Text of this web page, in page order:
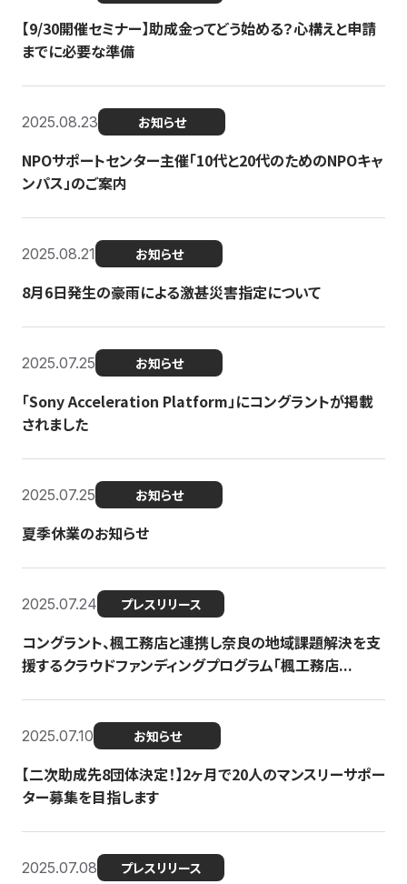
【9/30開催セミナー】助成金ってどう始める？心構えと申請
までに必要な準備
2025.08.23 お知らせ
NPOサポートセンター主催「10代と20代のためのNPOキャ
ンパス」のご案内
2025.08.21 お知らせ
8月6日発生の豪雨による激甚災害指定について
2025.07.25 お知らせ
「Sony Acceleration Platform」にコングラントが掲載
されました
2025.07.25 お知らせ
夏季休業のお知らせ
2025.07.24 プレスリリース
コングラント、楓工務店と連携し奈良の地域課題解決を支
援するクラウドファンディングプログラム「楓工務店...
2025.07.10 お知らせ
【二次助成先8団体決定！】2ヶ月で20人のマンスリーサポー
ター募集を目指します
2025.07.08 プレスリリース